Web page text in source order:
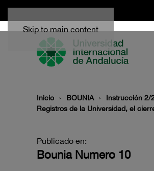
Skip to main content
Inicio BOUNIA
Instrucción 2/
Registros de la Universidad, el
Publicado en:
Bounia Numero 10